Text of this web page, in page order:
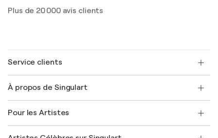
Plus de 20 000 avis clients
Service clients
Expédition
Offrir une carte cadeau
Rejoignez notre programme commercial
Mon compte
À propos de Singulart
FAQ
Pour les Artistes